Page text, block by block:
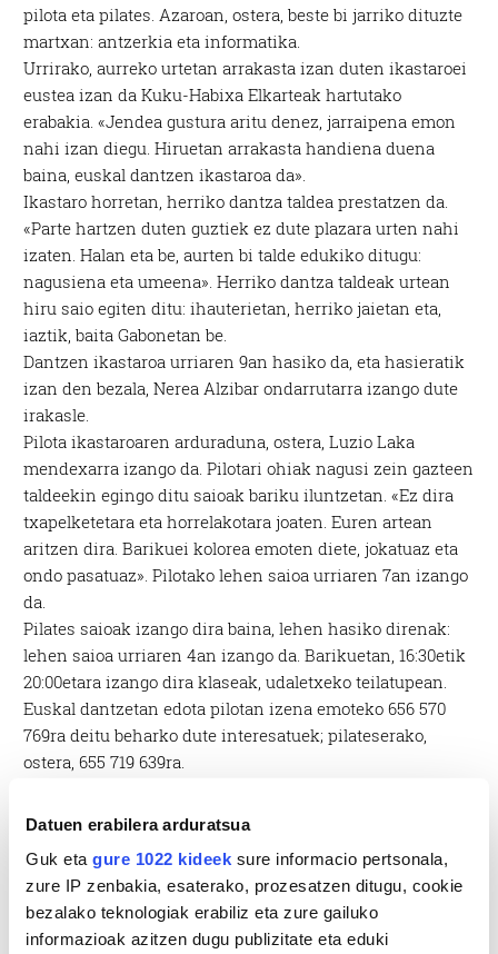
Datuen erabilera arduratsua
Guk eta gure 1022 kideek sure informacio pertsonala,
zure IP zenbakia, esaterako, prozesatzen ditugu, cookie
bezalako teknologiak erabiliz eta zure gailuko
informazioak azitzen dugu publizitate eta eduki
pilota eta pilates. Azaroan, ostera, beste bi jarriko dituzte
martxan: antzerkia eta informatika.
Urrirako, aurreko urtetan arrakasta izan duten ikastaroei
eustea izan da Kuku-Habixa Elkarteak hartutako
erabakia. «Jendea gustura aritu denez, jarraipena emon
nahi izan diegu. Hiruetan arrakasta handiena duena
baina, euskal dantzen ikastaroa da».
Ikastaro horretan, herriko dantza taldea prestatzen da.
«Parte hartzen duten guztiek ez dute plazara urten nahi
izaten. Halan eta be, aurten bi talde edukiko ditugu:
nagusiena eta umeena». Herriko dantza taldeak urtean
hiru saio egiten ditu: ihauterietan, herriko jaietan eta,
iaztik, baita Gabonetan be.
Dantzen ikastaroa urriaren 9an hasiko da, eta hasieratik
izan den bezala, Nerea Alzibar ondarrutarra izango dute
irakasle.
Pilota ikastaroaren arduraduna, ostera, Luzio Laka
mendexarra izango da. Pilotari ohiak nagusi zein gazteen
taldeekin egingo ditu saioak bariku iluntzetan. «Ez dira
txapelketetara eta horrelakotara joaten. Euren artean
aritzen dira. Barikuei kolorea emoten diete, jokatuaz eta
ondo pasatuaz». Pilotako lehen saioa urriaren 7an izango
da.
Pilates saioak izango dira baina, lehen hasiko direnak:
lehen saioa urriaren 4an izango da. Barikuetan, 16:30etik
20:00etara izango dira klaseak, udaletxeko teilatupean.
Euskal dantzetan edota pilotan izena emoteko 656 570
769ra deitu beharko dute interesatuek; pilateserako,
ostera, 655 719 639ra.